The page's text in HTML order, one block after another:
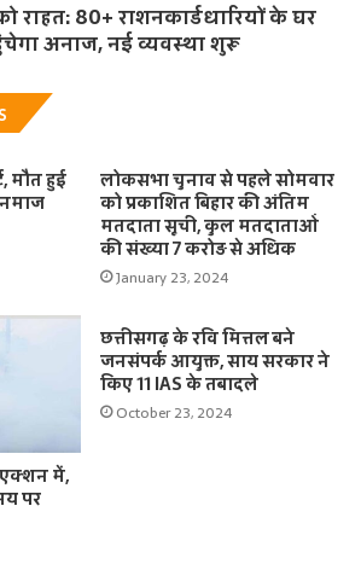
राहत: 80+ राशनकार्डधारियों के घर
अनाज, नई व्यवस्था शुरू
मौत हुई
लोकसभा चुनाव से पहले सोमवार
को प्रकाशित बिहार की अंतिम
मतदाता सूची, कुल मतदाताओं
की संख्या 7 करोड़ से अधिक
January 23, 2024
एक्शन में,
पर
छत्तीसगढ़ के रवि मित्तल बने
जनसंपर्क आयुक्त, साय सरकार ने
किए 11 IAS के तबादले
October 23, 2024